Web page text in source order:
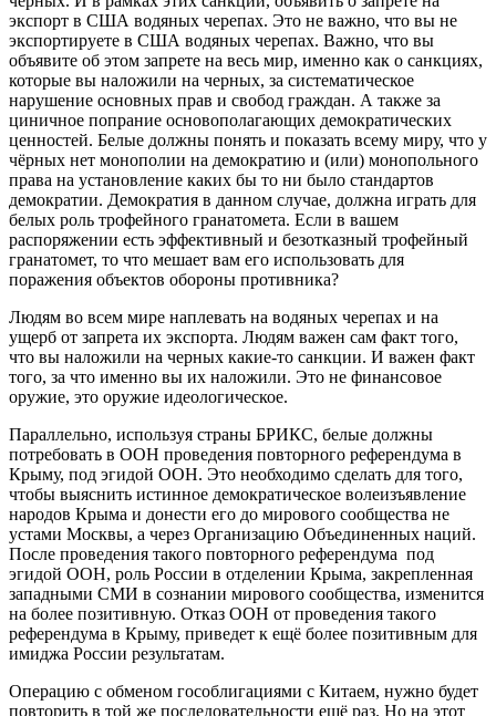
экспорт в США водяных черепах. Это не важно, что вы не
экспортируете в США водяных черепах. Важно, что вы
объявите об этом запрете на весь мир, именно как о санкциях,
которые вы наложили на черных, за систематическое
нарушение основных прав и свобод граждан. А также за
циничное попрание основополагающих демократических
ценностей. Белые должны понять и показать всему миру, что у
чёрных нет монополии на демократию и (или) монопольного
права на установление каких бы то ни было стандартов
демократии. Демократия в данном случае, должна играть для
белых роль трофейного гранатомета. Если в вашем
распоряжении есть эффективный и безотказный трофейный
гранатомет, то что мешает вам его использовать для
поражения объектов обороны противника?
Людям во всем мире наплевать на водяных черепах и на
ущерб от запрета их экспорта. Людям важен сам факт того,
что вы наложили на черных какие-то санкции. И важен факт
того, за что именно вы их наложили. Это не финансовое
оружие, это оружие идеологическое.
Параллельно, используя страны БРИКС, белые должны
потребовать в ООН проведения повторного референдума в
Крыму, под эгидой ООН. Это необходимо сделать для того,
чтобы выяснить истинное демократическое волеизъявление
народов Крыма и донести его до мирового сообщества не
устами Москвы, а через Организацию Объединенных наций.
После проведения такого повторного референдума под
эгидой ООН, роль России в отделении Крыма, закрепленная
западными СМИ в сознании мирового сообщества, изменится
на более позитивную. Отказ ООН от проведения такого
референдума в Крыму, приведет к ещё более позитивным для
имиджа России результатам.
Операцию с обменом гособлигациями с Китаем, нужно будет
повторить в той же последовательности ещё раз. Но на этот